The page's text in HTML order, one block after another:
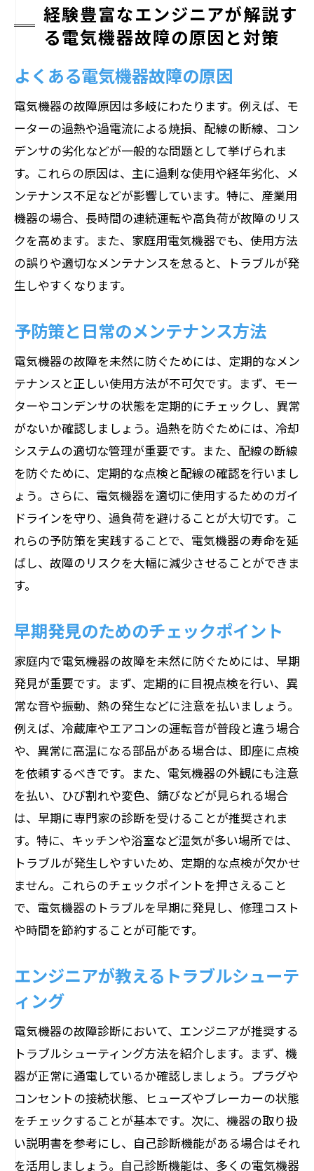
経験豊富なエンジニアが解説す
る電気機器故障の原因と対策
よくある電気機器故障の原因
電気機器の故障原因は多岐にわたります。例えば、モ
ーターの過熱や過電流による焼損、配線の断線、コン
デンサの劣化などが一般的な問題として挙げられま
す。これらの原因は、主に過剰な使用や経年劣化、メ
ンテナンス不足などが影響しています。特に、産業用
機器の場合、長時間の連続運転や高負荷が故障のリス
クを高めます。また、家庭用電気機器でも、使用方法
の誤りや適切なメンテナンスを怠ると、トラブルが発
生しやすくなります。
予防策と日常のメンテナンス方法
電気機器の故障を未然に防ぐためには、定期的なメン
テナンスと正しい使用方法が不可欠です。まず、モー
ターやコンデンサの状態を定期的にチェックし、異常
がないか確認しましょう。過熱を防ぐためには、冷却
システムの適切な管理が重要です。また、配線の断線
を防ぐために、定期的な点検と配線の確認を行いまし
ょう。さらに、電気機器を適切に使用するためのガイ
ドラインを守り、過負荷を避けることが大切です。こ
れらの予防策を実践することで、電気機器の寿命を延
ばし、故障のリスクを大幅に減少させることができま
す。
早期発見のためのチェックポイント
家庭内で電気機器の故障を未然に防ぐためには、早期
発見が重要です。まず、定期的に目視点検を行い、異
常な音や振動、熱の発生などに注意を払いましょう。
例えば、冷蔵庫やエアコンの運転音が普段と違う場合
や、異常に高温になる部品がある場合は、即座に点検
を依頼するべきです。また、電気機器の外観にも注意
を払い、ひび割れや変色、錆びなどが見られる場合
は、早期に専門家の診断を受けることが推奨されま
す。特に、キッチンや浴室など湿気が多い場所では、
トラブルが発生しやすいため、定期的な点検が欠かせ
ません。これらのチェックポイントを押さえること
で、電気機器のトラブルを早期に発見し、修理コスト
や時間を節約することが可能です。
エンジニアが教えるトラブルシューテ
ィング
電気機器の故障診断において、エンジニアが推奨する
トラブルシューティング方法を紹介します。まず、機
器が正常に通電しているか確認しましょう。プラグや
コンセントの接続状態、ヒューズやブレーカーの状態
をチェックすることが基本です。次に、機器の取り扱
い説明書を参考にし、自己診断機能がある場合はそれ
を活用しましょう。自己診断機能は、多くの電気機器